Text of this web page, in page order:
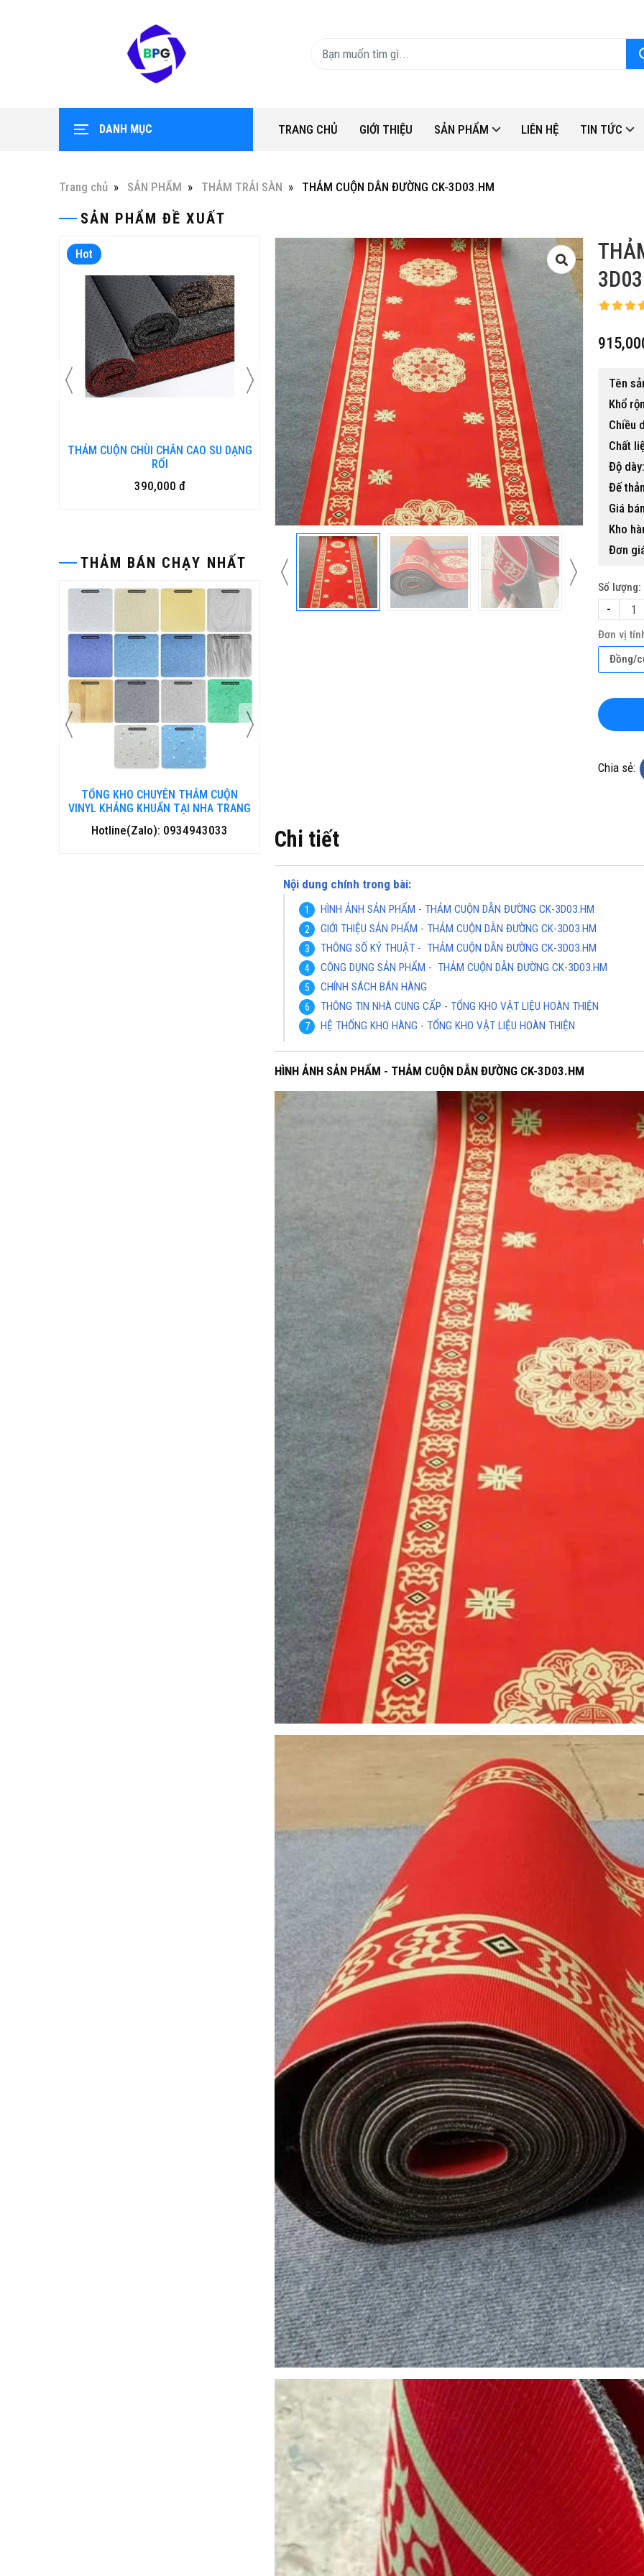
DANH MỤC TRANG CHỦ GIỚI THIỆU SẢN PHẨM LIÊN HỆ TIN TỨC
Trang chủ SẢN PHẨM THẢM TRẢI SÀN THẢM CUỘN DẪN ĐƯỜNG CK-3D03.HM
SẢN PHẨM ĐỀ XUẤT
Hot
THẢM CUỘN CHÙI CHÂN CAO SU DẠNG
RỐI
390,000 đ
Bàn ghế gỗ nhựa ngoài trời BP-456
15,500,000 đ
THẢM BÁN CHẠY NHẤT
TỔNG KHO CHUYÊN THẢM CUỘN
VINYL KHÁNG KHUẨN TẠI NHA TRANG
Hotline(Zalo): 0934943033 Hotline(Zalo): 0934943033
Tên
Khổ
Chiều
Chất
Độ dày:
Đế
Giá
Kho
Đơn
Số lượng:
-
Đơn vị
Đồng/
Chia sẻ:
Chi tiết
Nội dung chính trong bài:
HÌNH ẢNH SẢN PHẨM - THẢM CUỘN DẪN ĐƯỜNG CK-3D03.HM
GIỚI THIỆU SẢN PHẨM - THẢM CUỘN DẪN ĐƯỜNG CK-3D03.HM
THÔNG SỐ KỶ THUẬT - THẢM CUỘN DẪN ĐƯỜNG CK-3D03.HM
CÔNG DỤNG SẢN PHẨM - THẢM CUỘN DẪN ĐƯỜNG CK-3D03.HM
CHÍNH SÁCH BÁN HÀNG
THÔNG TIN NHÀ CUNG CẤP - TỔNG KHO VẬT LIỆU HOÀN THIỆN
HỆ THỐNG KHO HÀNG - TỔNG KHO VẬT LIỆU HOÀN THIỆN
HÌNH ẢNH SẢN PHẨM - THẢM CUỘN DẪN ĐƯỜNG CK-3D03.HM